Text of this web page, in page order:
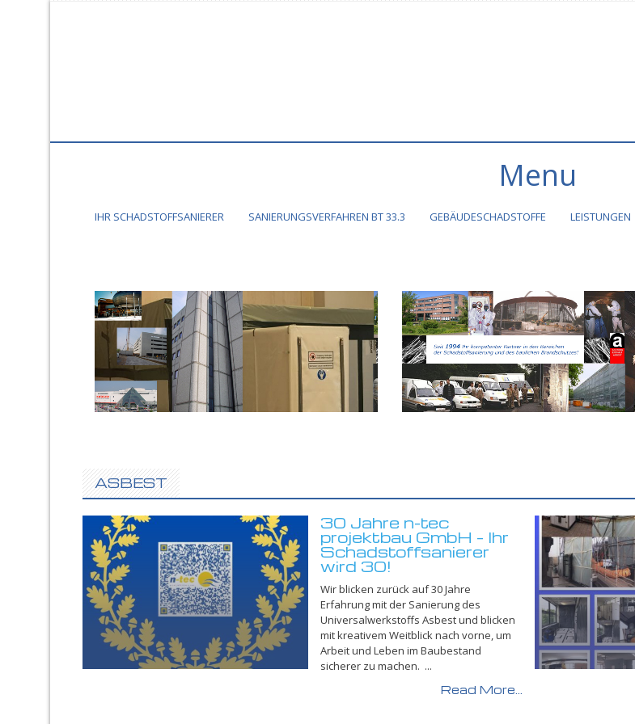
Menu
IHR SCHADSTOFFSANIERER SANIERUNGSVERFAHREN BT 33.3 GEBÄUDESCHADSTOFFE LEISTUNGEN
ASBEST
30 Jahre n-tec
projektbau GmbH – Ihr
Schadstoffsanierer
wird 30!
Wir blicken zurück auf 30 Jahre
Erfahrung mit der Sanierung des
Universalwerkstoffs Asbest und blicken
mit kreativem Weitblick nach vorne, um
Arbeit und Leben im Baubestand
sicherer zu machen. ...
Read More...